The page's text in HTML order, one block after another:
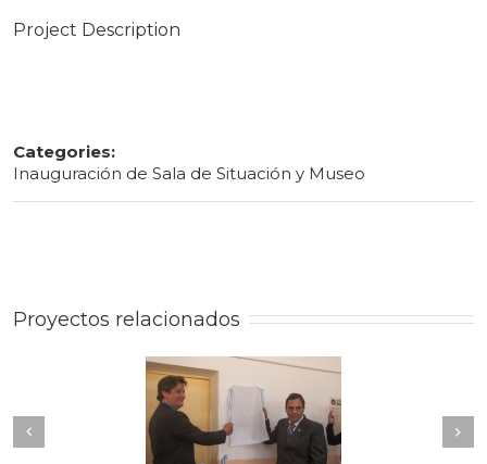
Project Description
Categories:
Inauguración de Sala de Situación y Museo
Proyectos relacionados